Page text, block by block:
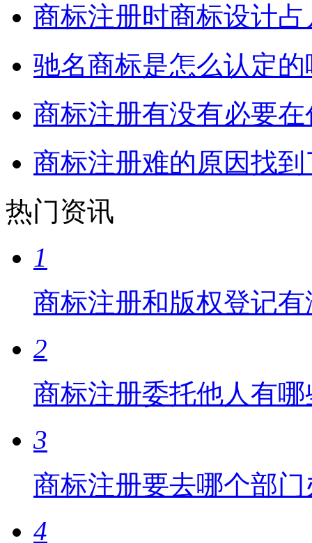
商标注册时商标设计占
驰名商标是怎么认定的
商标注册有没有必要
商标注册难的原因找到
热门资讯
1
商标注册和版权登记
2
商标注册委托他人有
3
商标注册要去哪个部门
4